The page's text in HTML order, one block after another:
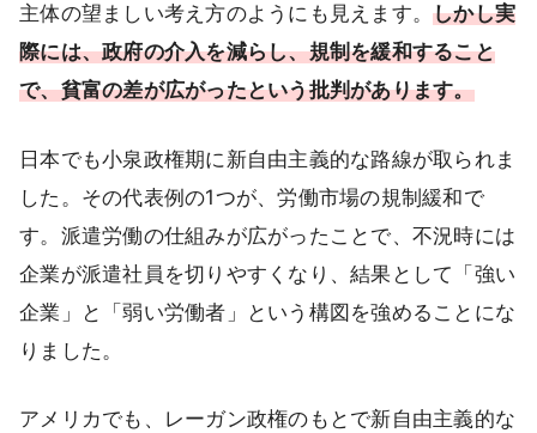
主体の望ましい考え方のようにも見えます。しかし実
際には、政府の介入を減らし、規制を緩和すること
で、貧富の差が広がったという批判があります。
日本でも小泉政権期に新自由主義的な路線が取られま
した。その代表例の1つが、労働市場の規制緩和で
す。派遣労働の仕組みが広がったことで、不況時には
企業が派遣社員を切りやすくなり、結果として「強い
企業」と「弱い労働者」という構図を強めることにな
りました。
アメリカでも、レーガン政権のもとで新自由主義的な